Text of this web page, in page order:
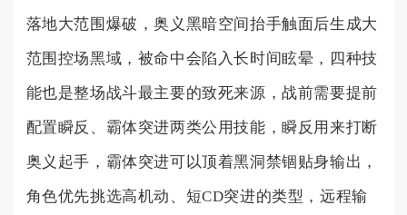
落地大范围爆破，奥义黑暗空间抬手触面后生成大
范围控场黑域，被命中会陷入长时间眩晕，四种技
能也是整场战斗最主要的致死来源，战前需要提前
配置瞬反、霸体突进两类公用技能，瞬反用来打断
奥义起手，霸体突进可以顶着黑洞禁锢贴身输出，
角色优先挑选高机动、短CD突进的类型，远程输